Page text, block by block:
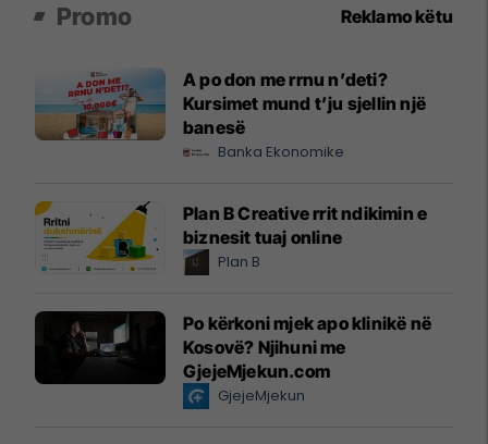
Promo Reklamo këtu
A po don me rrnu n’deti?
Kursimet mund t’ju sjellin një
banesë
Banka Ekonomike
Plan B Creative rrit ndikimin e
biznesit tuaj online
Plan B
Po kërkoni mjek apo klinikë në
Kosovë? Njihuni me
GjejeMjekun.com
GjejeMjekun